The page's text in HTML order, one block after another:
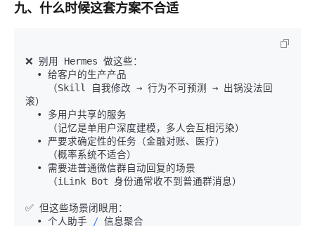
九、什么时候这套方案不合适
❌ 别用 Hermes 做这些：
滚）
✅ 但这些场景闭眼用：
  • 个人助手
/ 信息聚合